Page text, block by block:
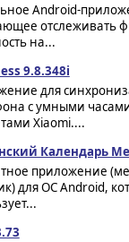
Android-
отслеживать
на...
9.8.348i
для
с умными
Xiaomi....
Календарь
приложение
для ОС Android,